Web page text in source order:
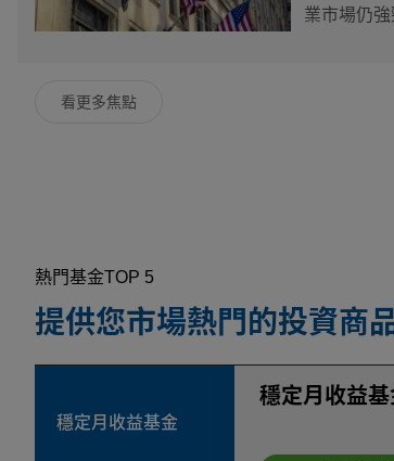
業市場仍
24%大減
修財測。
看更多焦點
熱門基金TOP 5
提供您市場熱門的投資商
穩定月收益基金
穩定月收益基